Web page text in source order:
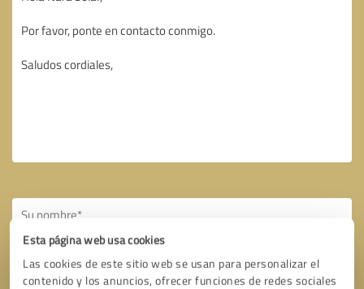
Esta página web usa cookies
Las cookies de este sitio web se usan para personalizar el
contenido y los anuncios, ofrecer funciones de redes sociales